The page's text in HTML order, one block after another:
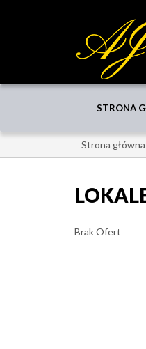
STRONA
Strona główna
Brak Ofert